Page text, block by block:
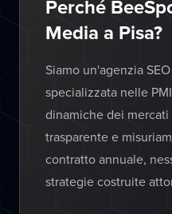
Perché
Media a Pisa?
Siamo un'agenzia
specializzata nelle
dinamiche dei
trasparente e
contratto annuale,
strategie costruite